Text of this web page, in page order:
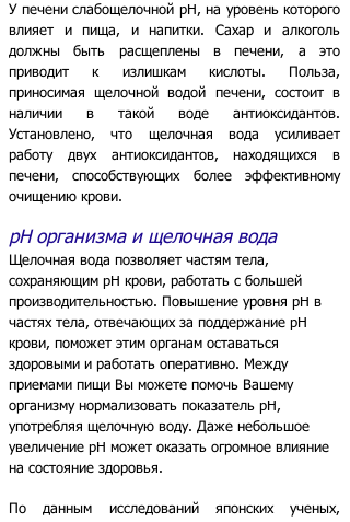
У печени слабощелочной pH, на уровень которого
влияет и пища, и напитки. Сахар и алкоголь
должны быть расщеплены в печени, а это
приводит к излишкам кислоты. Польза,
приносимая щелочной водой печени, состоит в
наличии в такой воде антиоксидантов.
Установлено, что щелочная вода усиливает
работу двух антиоксидантов, находящихся в
печени, способствующих более эффективному
очищению крови.
pH организма и щелочная вода
Щелочная вода позволяет частям тела,
сохраняющим pH крови, работать с большей
производительностью. Повышение уровня pH в
частях тела, отвечающих за поддержание pH
крови, поможет этим органам оставаться
здоровыми и работать оперативно. Между
приемами пищи Вы можете помочь Вашему
организму нормализовать показатель pH,
употребляя щелочную воду. Даже небольшое
увеличение pH может оказать огромное влияние
на состояние здоровья.
По данным исследований японских ученых,